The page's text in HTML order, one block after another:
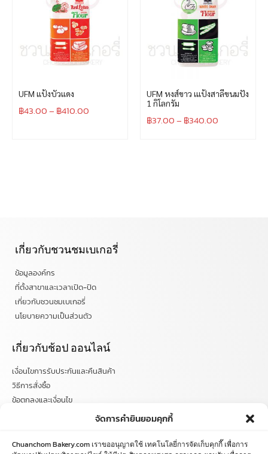
จัดการคำยินยอมคุกกี้
Chuanchom Bakery.com เราขออนุญาตใช้ เทคโนโลยี่การจัดเก็บคุกกี๊ เพื่อการ
UFM แป้งบัวแดง
฿43.00– ฿410.00
UFM หงส์ขาว เแป้งสาลีขนมปัง
1 กิโลกรัม
฿37.00– ฿340.00
เกี่ยวกับชวนชมเบเกอรี่
ข้อมูลองค์กร
ที่ตั้งสาขาและเวลาเปิด-ปิด
เกี่ยวกับชวนชมเบเกอรี่
นโยบายความเป็นส่วนตัว
เกี่ยวกับช้อป ออนไลน์
เงื่อนไขการรับประกันและคืนสินค้า
วิธีการสั่งซื้อ
ข้อตกลงและเงื่อนไข
ติดตามข่าวสารได้ที่